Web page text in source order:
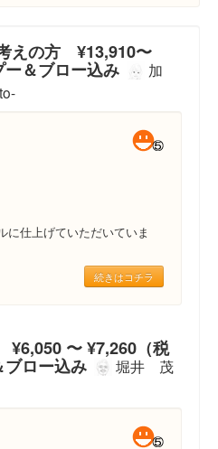
えの方 ¥13,910〜
＆ブロー込み
加
に仕上げていただいていま
続きはコチラ
〜 ¥7,260（税
ロー込み
堀井 茂